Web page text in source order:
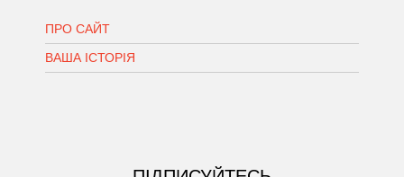
ПРО САЙТ
ВАША ІСТОРІЯ